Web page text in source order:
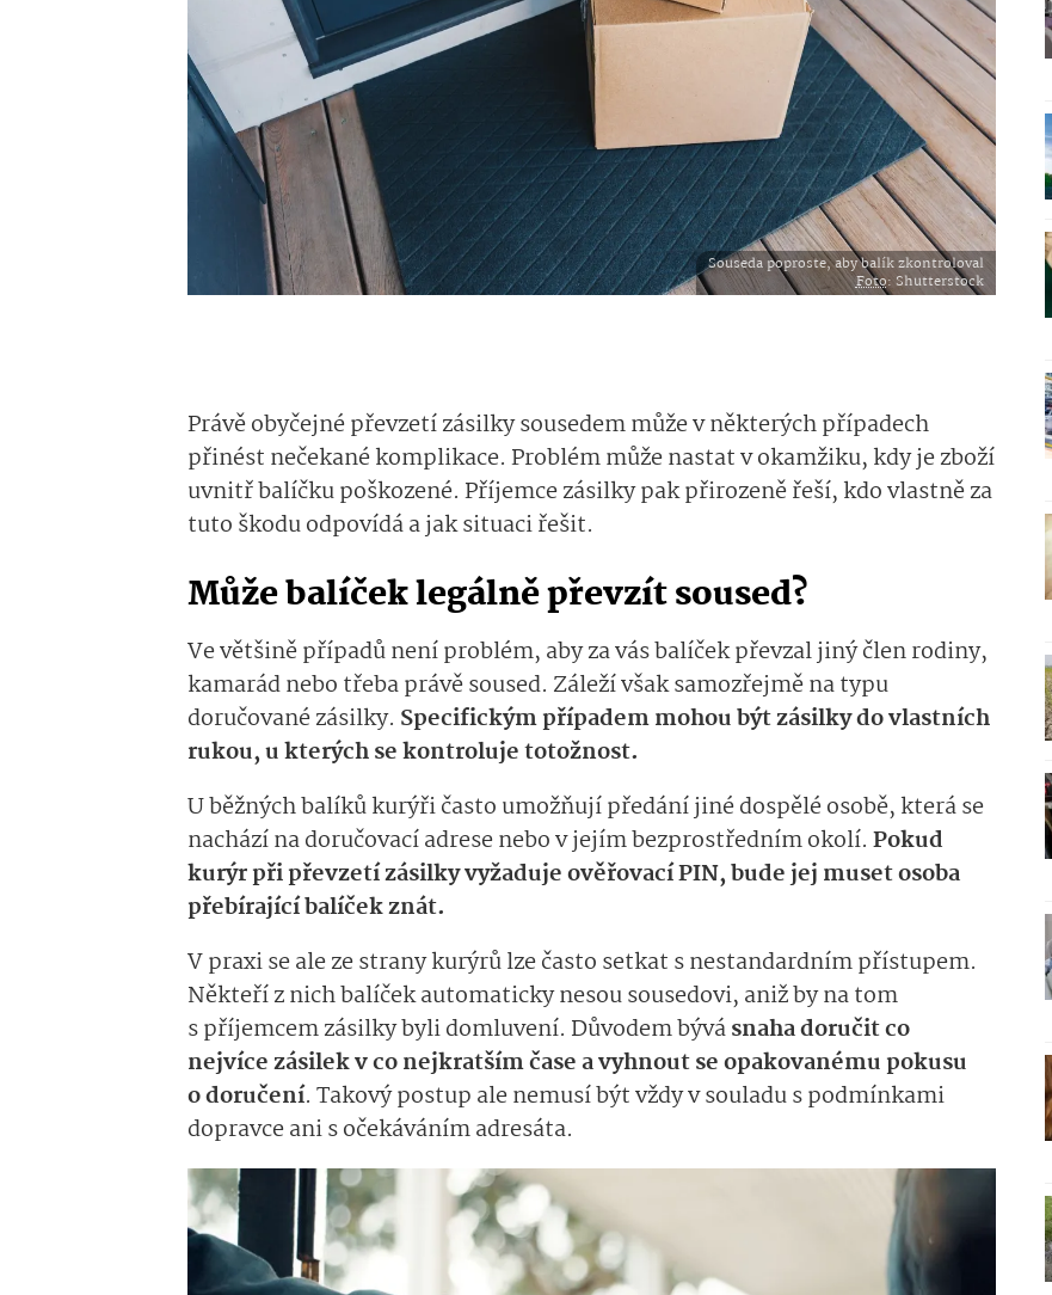
Souseda poproste, aby balík zkontroloval
Foto: Shutterstock
Právě obyčejné převzetí zásilky sousedem může v některých případech
přinést nečekané komplikace. Problém může nastat v okamžiku, kdy je zboží
uvnitř balíčku poškozené. Příjemce zásilky pak přirozeně řeší, kdo vlastně za
tuto škodu odpovídá a jak situaci řešit.
Může balíček legálně převzít soused?
Ve většině případů není problém, aby za vás balíček převzal jiný člen rodiny,
kamarád nebo třeba právě soused. Záleží však samozřejmě na typu
doručované zásilky. Specifickým případem mohou být zásilky do vlastních
rukou, u kterých se kontroluje totožnost.
U běžných balíků kurýři často umožňují předání jiné dospělé osobě, která se
nachází na doručovací adrese nebo v jejím bezprostředním okolí. Pokud
kurýr při převzetí zásilky vyžaduje ověřovací PIN, bude jej muset osoba
přebírající balíček znát.
V praxi se ale ze strany kurýrů lze často setkat s nestandardním přístupem.
Někteří z nich balíček automaticky nesou sousedovi, aniž by na tom
s příjemcem zásilky byli domluvení. Důvodem bývásnaha doručit co
nejvíce zásilek v co nejkratším čase a vyhnout se opakovanému pokusu
o doručení. Takový postup ale nemusí být vždy v souladu s podmínkami
dopravce ani s očekáváním adresáta.